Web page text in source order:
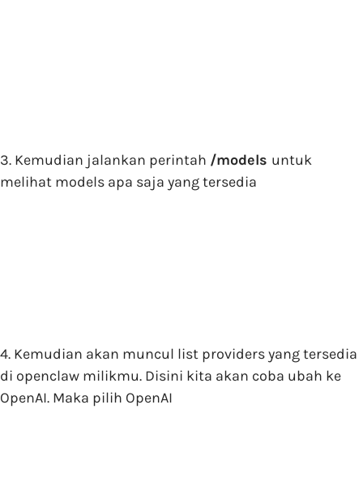
3. Kemudian jalankan perintah /models untuk
melihat models apa saja yang tersedia
4. Kemudian akan muncul list providers yang tersedia
di openclaw milikmu. Disini kita akan coba ubah ke
OpenAI. Maka pilih OpenAI